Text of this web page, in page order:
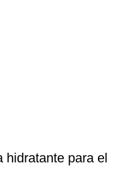
hidratante para el